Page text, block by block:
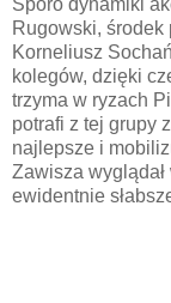
Sporo dynamiki
Rugowski,
Korneliusz
kolegów, dzięki
trzyma w ryzach
potrafi z tej grupy
najlepsze i
Zawisza
ewidentnie